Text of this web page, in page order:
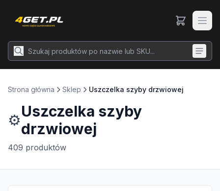
Strona główna Sklep Uszczelka szyby drzwiowej
⚙️Uszczelka szyby
drzwiowej
409 produktów